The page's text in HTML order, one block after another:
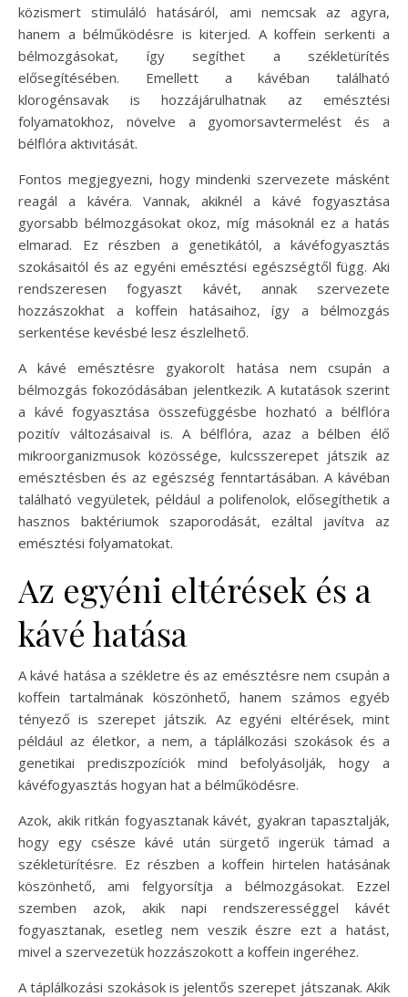
közismert stimuláló hatásáról, ami nemcsak az agyra,
hanem a bélműködésre is kiterjed. A koffein serkenti a
bélmozgásokat, így segíthet a székletürítés
elősegítésében. Emellett a kávéban található
klorogénsavak is hozzájárulhatnak az emésztési
folyamatokhoz, növelve a gyomorsavtermelést és a
bélflóra aktivitását.
Fontos megjegyezni, hogy mindenki szervezete másként
reagál a kávéra. Vannak, akiknél a kávé fogyasztása
gyorsabb bélmozgásokat okoz, míg másoknál ez a hatás
elmarad. Ez részben a genetikától, a kávéfogyasztás
szokásaitól és az egyéni emésztési egészségtől függ. Aki
rendszeresen fogyaszt kávét, annak szervezete
hozzászokhat a koffein hatásaihoz, így a bélmozgás
serkentése kevésbé lesz észlelhető.
A kávé emésztésre gyakorolt hatása nem csupán a
bélmozgás fokozódásában jelentkezik. A kutatások szerint
a kávé fogyasztása összefüggésbe hozható a bélflóra
pozitív változásaival is. A bélflóra, azaz a bélben élő
mikroorganizmusok közössége, kulcsszerepet játszik az
emésztésben és az egészség fenntartásában. A kávéban
található vegyületek, például a polifenolok, elősegíthetik a
hasznos baktériumok szaporodását, ezáltal javítva az
emésztési folyamatokat.
Az egyéni eltérések és a
kávé hatása
A kávé hatása a székletre és az emésztésre nem csupán a
koffein tartalmának köszönhető, hanem számos egyéb
tényező is szerepet játszik. Az egyéni eltérések, mint
például az életkor, a nem, a táplálkozási szokások és a
genetikai prediszpozíciók mind befolyásolják, hogy a
kávéfogyasztás hogyan hat a bélműködésre.
Azok, akik ritkán fogyasztanak kávét, gyakran tapasztalják,
hogy egy csésze kávé után sürgető ingerük támad a
székletürítésre. Ez részben a koffein hirtelen hatásának
köszönhető, ami felgyorsítja a bélmozgásokat. Ezzel
szemben azok, akik napi rendszerességgel kávét
fogyasztanak, esetleg nem veszik észre ezt a hatást,
mivel a szervezetük hozzászokott a koffein ingeréhez.
A táplálkozási szokások is jelentős szerepet játszanak. Akik